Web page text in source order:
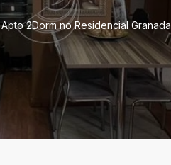
Apto 2Dorm no Residencial Granada